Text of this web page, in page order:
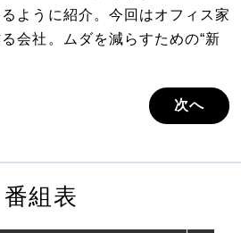
ように紹介。今回はオフィス家
会社。ムダを減らすための“新
次へ
番組表